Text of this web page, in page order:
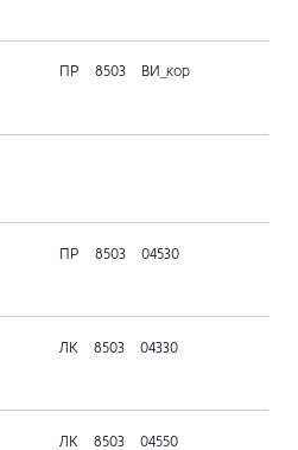
ПР 8503 ВИ_кор
ПР 8503 04530
ЛК 8503 04330
ЛК 8503 04550